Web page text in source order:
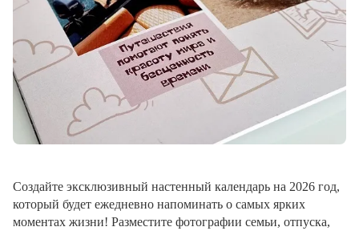
Создайте эксклюзивный настенный календарь на 2026 год,
который будет ежедневно напоминать о самых ярких
моментах жизни! Разместите фотографии семьи, отпуска,